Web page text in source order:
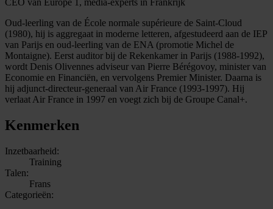
Oud-leerling van de École normale supérieure de Saint-Cloud
(1980), hij is aggregaat in moderne letteren, afgestudeerd aan de IEP
van Parijs en oud-leerling van de ENA (promotie Michel de
Montaigne). Eerst auditor bij de Rekenkamer in Parijs (1988-1992),
wordt Denis Olivennes adviseur van Pierre Bérégovoy, minister van
Economie en Financiën, en vervolgens Premier Minister. Daarna is
hij adjunct-directeur-generaal van Air France (1993-1997). Hij
verlaat Air France in 1997 en voegt zich bij de Groupe Canal+.
Kenmerken
Inzetbaarheid:
Training
Talen:
Frans
Categorieën: